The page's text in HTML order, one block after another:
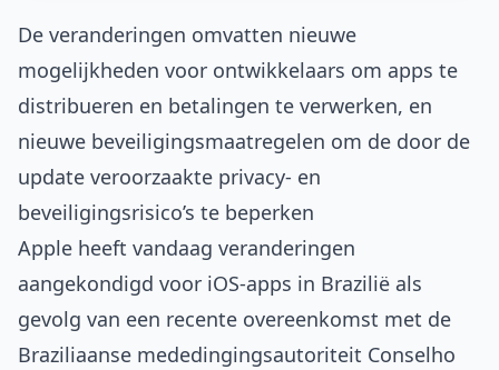
De veranderingen omvatten nieuwe
mogelijkheden voor ontwikkelaars om apps te
distribueren en betalingen te verwerken, en
nieuwe beveiligingsmaatregelen om de door de
update veroorzaakte privacy- en
beveiligingsrisico’s te beperken
Apple heeft vandaag veranderingen
aangekondigd voor iOS-apps in Brazilië als
gevolg van een recente overeenkomst met de
Braziliaanse mededingingsautoriteit Conselho